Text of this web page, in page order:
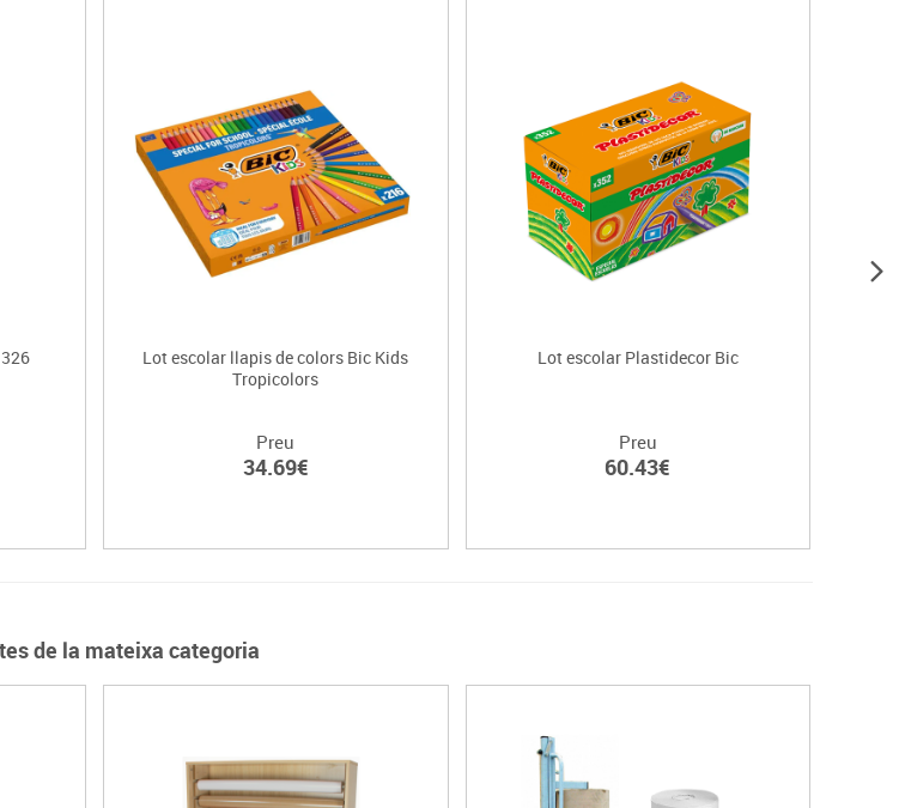
Lot escolar llapis de colors Bic Kids
Tropicolors
Preu
34.69€
Lot escolar Plastidecor Bic
Preu
60.43€
de la mateixa categoria